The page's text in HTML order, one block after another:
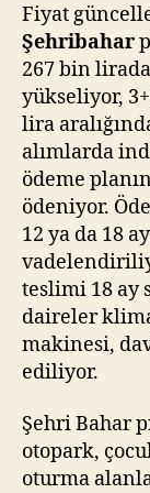
Fiyat
Şehribahar
267 bin
yükseliyor,
lira
alımlarda
ödeme
ödeniyor.
12 ya da 18
teslimi 18 ay
daireler
makinesi,
ediliyor.
Şehri Bahar
otopark,
oturma